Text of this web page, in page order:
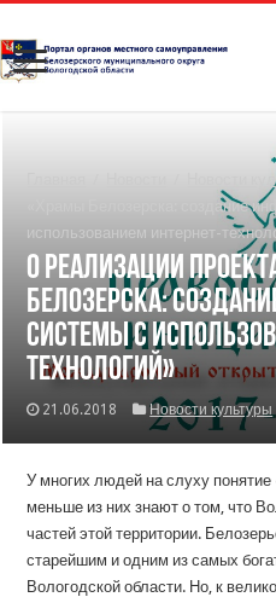
Новости
«Храмы Белозерска: создание
использованием интернет-
О реализации
Белозерска:
системы с
технологий»
21.06.2018 Новости культуры
У многих людей на слуху
меньше из них знают о том, что
частей этой территории.
старейшим и одним из самых
Вологодской области. Но, к